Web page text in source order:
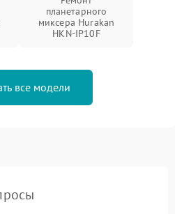
планетарного
миксера Hurakan
HKN-IP10F
все модели